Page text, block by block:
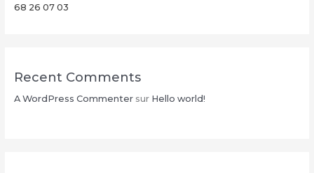
68 26 07 03
Recent Comments
A WordPress Commentersur Hello world!